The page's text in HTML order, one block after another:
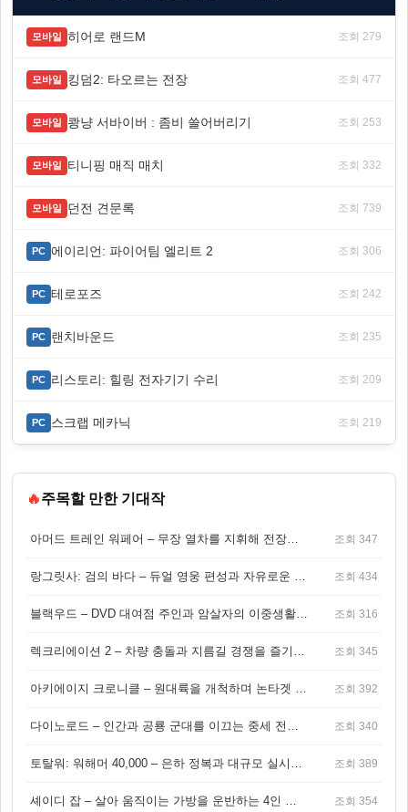
모바일 히어로 랜드M 조회 279
모바일 킹덤2: 타오르는 전장 조회 477
모바일 쾅냥 서바이버 : 좀비 쓸어버리기 조회 253
모바일 티니핑 매직 매치 조회 332
모바일 던전 견문록 조회 739
PC 에이리언: 파이어팀 엘리트 2 조회 306
PC 테로포즈 조회 242
PC 랜치바운드 조회 235
PC 리스토리: 힐링 전자기기 수리 조회 209
PC 스크랩 메카닉 조회 219
🔥주목할 만한 기대작
아머드 트레인 워페어 – 무장 열차를 지휘해 전장을 돌파하는 생존 전투 게임 조회 347
랑그릿사: 검의 바다 – 듀얼 영웅 편성과 자유로운 탐험을 결합한 판타지 전략 RPG 조회 434
블랙우드 – DVD 대여점 주인과 암살자의 이중생활을 그린 3인칭 액션 스릴러 게임 조회 316
렉크리에이션 2 – 차량 충돌과 지름길 경쟁을 즐기는 오픈월드 아케이드 레이싱 게임 조회 345
아키에이지 크로니클 – 원대륙을 개척하며 논타겟 전투를 즐기는 오픈월드 MMORPG 조회 392
다이노로드 – 인간과 공룡 군대를 이끄는 중세 전략 액션 RPG 조회 340
토탈워: 워해머 40,000 – 은하 정복과 대규모 실시간 전투가 결합된 전략 게임! 조회 389
셰이디 잡 – 살아 움직이는 가방을 운반하는 4인 협동 물리 어드벤처 게임 조회 354